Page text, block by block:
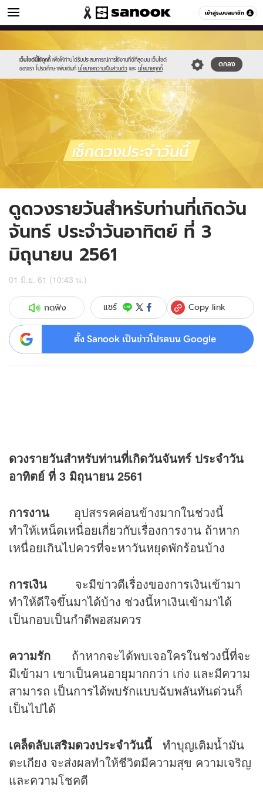
เข้าสู่ระบบสมาชิก
ดูดวง หมวดอื่นๆ
เว็บไซต์นี้ใช้คุกกี้ เพื่อให้ท่านได้รับประสบการณ์การใช้งานที่ดีที่สุดบน เว็บไซต์
ของเรา โปรดศึกษาเพิ่มเติมที่ นโยบายความเป็นส่วนตัว และ นโยบายคุกกี้
ตกลง
//s.isanook.com/sr/0/images/logo-
new-
sanook.png
//s.isanook.com/ho/0/ud/fxd/monday.png
ดูดวงรายวันสำหรับท่านที่เกิดวัน
จันทร์ ประจำวันอาทิตย์ ที่ 3
มิถุนายน 2561
01 มิ.ย. 61 (10:43 น.)
กดฟัง แชร์ Copy link
ตั้ง Sanook เป็นข่าวโปรดบน Google
ดวงรายวันสำหรับท่านที่เกิดวันจันทร์ ประจำวัน
อาทิตย์ ที่ 3 มิถุนายน 2561
การงาน อุปสรรคค่อนข้างมากในช่วงนี้
ทำให้เหน็ดเหนื่อยเกี่ยวกับเรื่องการงาน ถ้าหาก
เหนื่อยเกินไปควรที่จะหาวันหยุดพักร้อนบ้าง
การเงิน จะมีข่าวดีเรื่องของการเงินเข้ามา
ทำให้ดีใจขึ้นมาได้บ้าง ช่วงนี้หาเงินเข้ามาได้
เป็นกอบเป็นกำดีพอสมควร
ความรัก ถ้าหากจะได้พบเจอใครในช่วงนี้ที่จะ
มีเข้ามา เขาเป็นคนอายุมากกว่า เก่ง และมีความ
สามารถ เป็นการได้พบรักแบบฉับพลันทันด่วนก็
เป็นไปได้
เคล็ดลับเสริมดวงประจำวันนี้ ทำบุญเติมน้ำมัน
ตะเกียง จะส่งผลทำให้ชีวิตมีความสุข ความเจริญ
และความโชคดี